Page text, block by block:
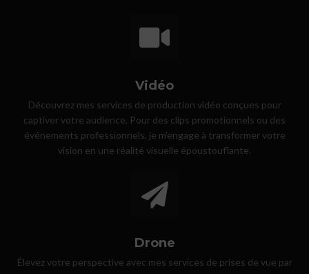
Vidéo
Découvrez mes services de production vidéo conçues pour
captiver votre audience. Pour des clips promotionnels ou des
événements professionnels, je m'engage à transformer votre
vision en une réalité visuelle époustouflante.
Drone
Élevez votre perspective avec mes services de prises de vue par